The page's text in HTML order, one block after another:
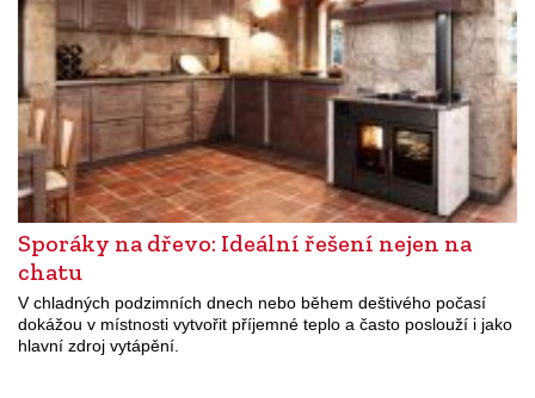
Sporáky na dřevo: Ideální řešení nejen na
chatu
V chladných podzimních dnech nebo během deštivého počasí
dokážou v místnosti vytvořit příjemné teplo a často poslouží i jako
hlavní zdroj vytápění.